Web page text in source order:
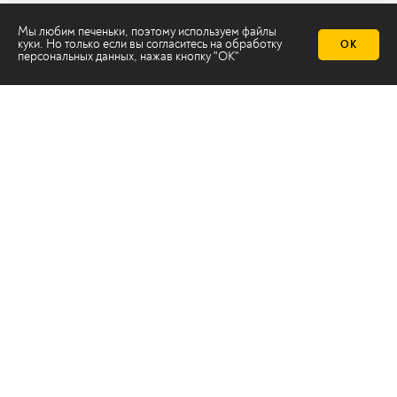
Мы любим печеньки, поэтому используем файлы
куки. Но только если вы согласитесь на обработку
персональных данных, нажав кнопку "ОК"
ОК